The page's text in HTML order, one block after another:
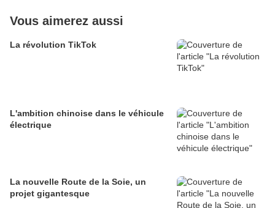
Vous aimerez aussi
La révolution TikTok
L'ambition chinoise dans le véhicule
électrique
La nouvelle Route de la Soie, un
projet gigantesque